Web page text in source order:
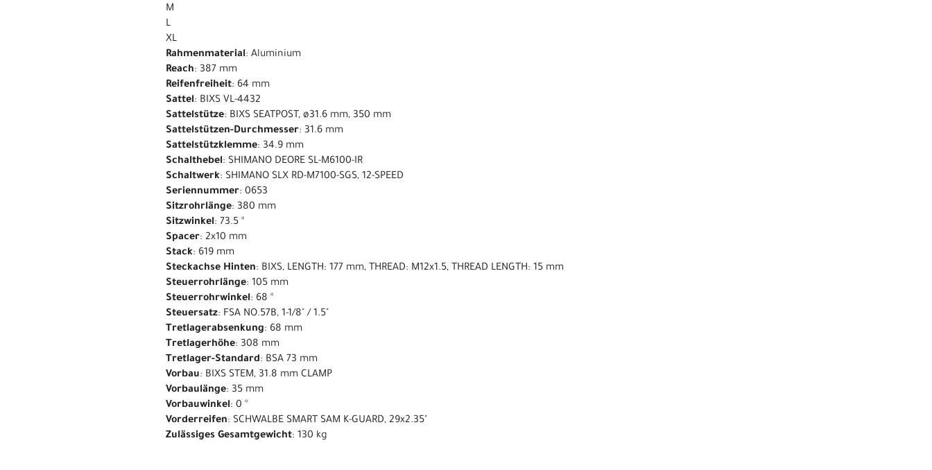
M
L
XL
Rahmenmaterial: Aluminium
Reach: 387 mm
Reifenfreiheit: 64 mm
Sattel: BIXS VL-4432
Sattelstütze: BIXS SEATPOST, ø31.6 mm, 350 mm
Sattelstützen-Durchmesser: 31.6 mm
Sattelstützklemme: 34.9 mm
Schalthebel: SHIMANO DEORE SL-M6100-IR
Schaltwerk: SHIMANO SLX RD-M7100-SGS, 12-SPEED
Seriennummer: 0653
Sitzrohrlänge: 380 mm
Sitzwinkel: 73.5 °
Spacer: 2x10 mm
Stack: 619 mm
Steckachse Hinten: BIXS, LENGTH: 177 mm, THREAD: M12x1.5, THREAD LENGTH: 15 mm
Steuerrohrlänge: 105 mm
Steuerrohrwinkel: 68 °
Steuersatz: FSA NO.57B, 1-1/8" / 1.5"
Tretlagerabsenkung: 68 mm
Tretlagerhöhe: 308 mm
Tretlager-Standard: BSA 73 mm
Vorbau: BIXS STEM, 31.8 mm CLAMP
Vorbaulänge: 35 mm
Vorbauwinkel: 0 °
Vorderreifen: SCHWALBE SMART SAM K-GUARD, 29x2.35"
Zulässiges Gesamtgewicht: 130 kg